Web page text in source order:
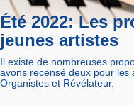
Été 2022: Les
jeunes artistes
Il existe de nombreuses
avons recensé deux pour
Organistes et Révélateur.